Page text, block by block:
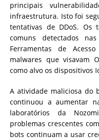
principais
infraestrutura. Isto foi
tentativas de DDoS. Os
comuns detectados
Ferramentas de
malwares que visavam
como alvo os dispositivos
A atividade maliciosa do
continuou a aumentar
laboratórios da
problemas crescentes
bots continuam a usar